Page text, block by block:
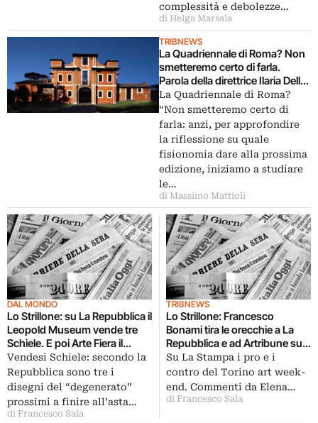
complessità e debolezze…
di Helga Marsala
TRIBNEWS
La Quadriennale di Roma? Non
smetteremo certo di farla.
Parola della direttrice Ilaria Della
Torre, che intanto ospita un talk
sulla Biennale di Venezia
La Quadriennale di Roma?
“Non smetteremo certo di
farla: anzi, per approfondire
la riflessione su quale
fisionomia dare alla prossima
edizione, iniziamo a studiare
le…
di Massimo Mattioli
DAL MONDO
Lo Strillone: su La Repubblica il
Leopold Museum vende tre
Schiele. E poi Arte Fiera il
giorno dopo, nuovi
allestimenti agli Uffizi, il
Macbeth firmato da Bob
Wilson…
Vendesi Schiele: secondo la
Repubblica sono tre i
disegni del “degenerato”
prossimi a finire all’asta…
di Francesco Sala
TRIBNEWS
Lo Strillone: Francesco
Bonami tira le orecchie a La
Repubblica e ad Artribune su
La Stampa. E poi 2mila
capolavori dimenticati agli
Uffizi, Dario Fo a casa di
Michelangelo, piscina San
Su La Stampa i pro e i
contro del Torino art week-
end. Commenti da Elena…
di Francesco Sala